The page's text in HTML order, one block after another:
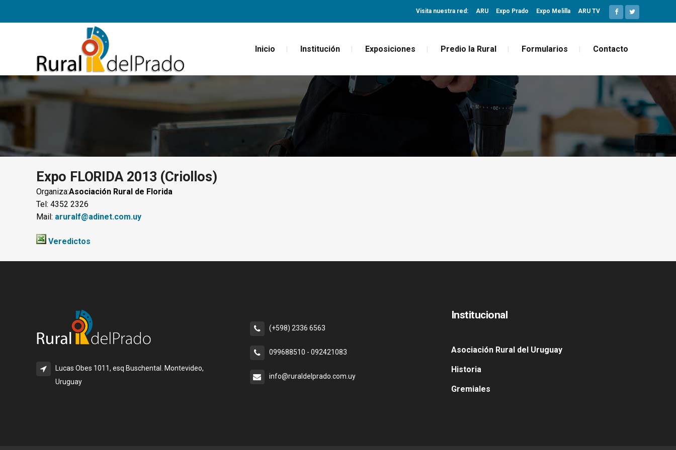
Visita nuestra red: ARU Expo Prado Expo Melilla ARU TV
Inicio Institución Exposiciones Predio la Rural Formularios Contacto
Expo FLORIDA 2013 (Criollos)
Organiza:Asociación Rural de Florida
Tel: 4352 2326
Mail: aruralf@adinet.com.uy
Veredictos
Lucas Obes 1011, esq Buschental. Montevideo,
Uruguay
(+598) 2336 6563
099688510 - 092421083
info@ruraldelprado.com.uy
Institucional
Asociación Rural del Uruguay
Historia
Gremiales